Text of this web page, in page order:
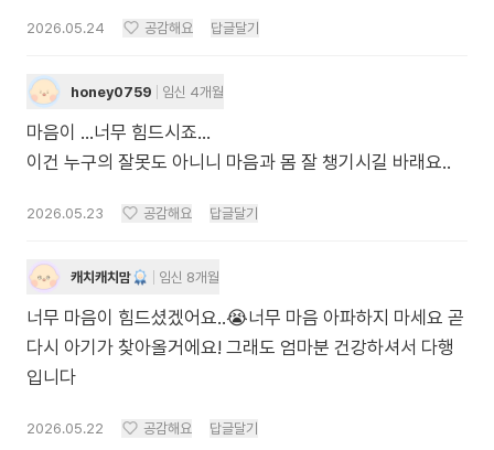
2026.05.24 공감해요 답글달기
honey0759 임신 4개월
마음이 ...너무 힘드시죠...
이건 누구의 잘못도 아니니 마음과 몸 잘 챙기시길 바래요..
2026.05.23 공감해요 답글달기
캐치캐치맘 임신 8개월
너무 마음이 힘드셨겠어요..😭너무 마음 아파하지 마세요 곧
다시 아기가 찾아올거에요! 그래도 엄마분 건강하셔서 다행
입니다
2026.05.22 공감해요 답글달기